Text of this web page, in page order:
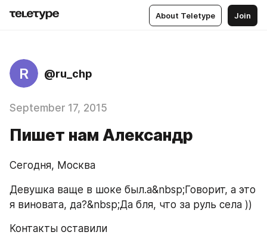
About Teletype Join
R @ru_chp
September 17, 2015
Пишет нам Александр
Сегодня, Москва
Девушка ваще в шоке был.а&nbsp;Говорит, а это
я виновата, да?&nbsp;Да бля, что за руль села ))
Контакты оставили